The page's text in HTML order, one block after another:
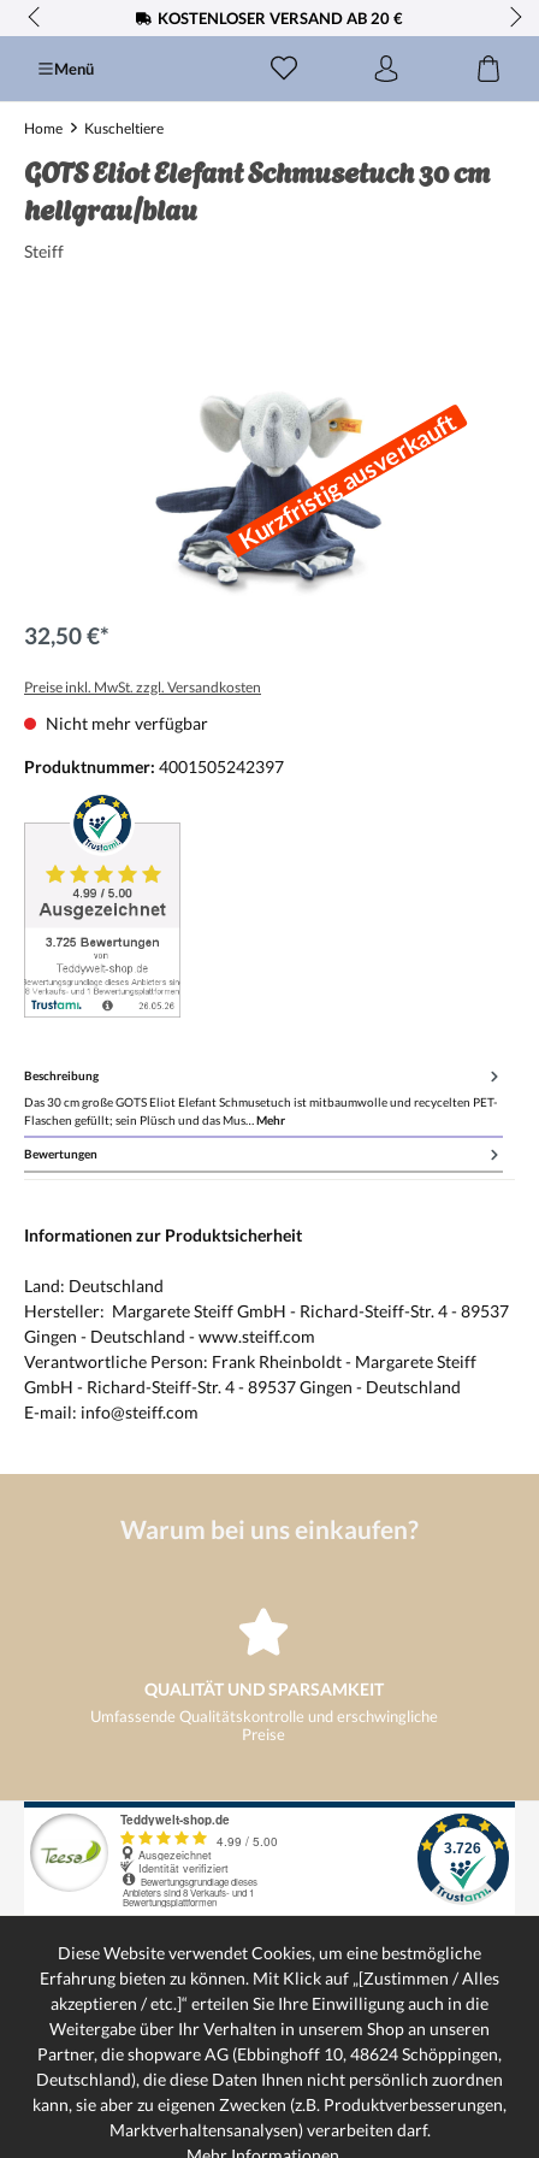
springen KOSTENLOSER VERSAND AB 20 €
Menü
Home Kuscheltiere
GOTS Eliot Elefant Schmusetuch 30 cm
hellgrau/blau
Steiff
Kurzfristig ausverkauft
32,50 €*
Preise inkl. MwSt. zzgl. Versandkosten
Nicht mehr verfügbar
Produktnummer: 4001505242397
Beschreibung
Das 30 cm große GOTS Eliot Elefant Schmusetuch ist mitbaumwolle und recycelten PET-
Flaschen gefüllt; sein Plüsch und das Mus… Mehr
Bewertungen
Informationen zur Produktsicherheit
Land: Deutschland
Hersteller: Margarete Steiff GmbH - Richard-Steiff-Str. 4 - 89537
Gingen - Deutschland - www.steiff.com
Verantwortliche Person: Frank Rheinboldt - Margarete Steiff
GmbH - Richard-Steiff-Str. 4 - 89537 Gingen - Deutschland
E-mail: info@steiff.com
Warum bei uns einkaufen?
QUALITÄT UND SPARSAMKEIT
Umfassende Qualitätskontrolle und erschwingliche
Preise
VERSANDKOSTENFREI
ab 29€ kostenloser Versand
SCHNELLE LIEFERUNG
Schnelle und bequeme Lieferung von Tür zu Tür
SERVICE-HOTLINE
SERVICE
Diese Website verwendet Cookies, um eine bestmögliche
Erfahrung bieten zu können. Mit Klick auf „[Zustimmen / Alles
akzeptieren / etc.]“ erteilen Sie Ihre Einwilligung auch in die
Weitergabe über Ihr Verhalten in unserem Shop an unseren
Partner, die shopware AG (Ebbinghoff 10, 48624 Schöppingen,
Deutschland), die diese Daten Ihnen nicht persönlich zuordnen
kann, sie aber zu eigenen Zwecken (z.B. Produktverbesserungen,
Marktverhaltensanalysen) verarbeiten darf.